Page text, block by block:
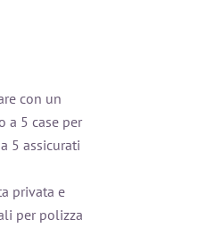
con un
a 5 case per
5 assicurati
privata e
per polizza